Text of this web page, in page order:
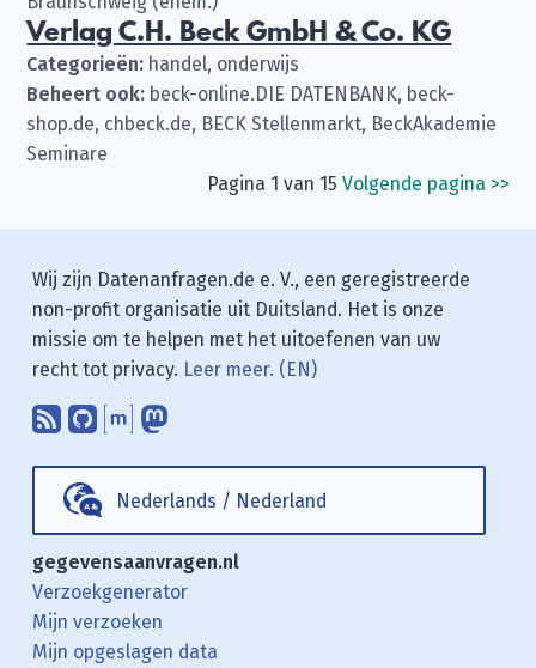
Verlag C.H. Beck GmbH & Co. KG
Categorieën: handel, onderwijs
Beheert ook: beck-online.DIE DATENBANK, beck-
shop.de, chbeck.de, BECK Stellenmarkt, BeckAkademie
Seminare
Pagina 1 van 15 Volgende pagina >>
Wij zijn Datenanfragen.de e. V., een geregistreerde
non-profit organisatie uit Duitsland. Het is onze
missie om te helpen met het uitoefenen van uw
recht tot privacy. Leer meer. (EN)
Abonneer op onze blogposts met
Vind ons op GitHub.
Praat met ons via Matrix.
Nederlands / Nederland
gegevensaanvragen.nl
Verzoekgenerator
Mijn verzoeken
Mijn opgeslagen data